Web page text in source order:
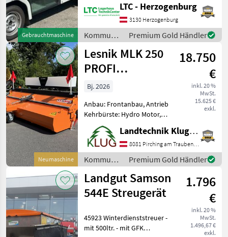
Gebrauchtmaschine
L0JEBAD01M1009430;
Anzahl Vorbesitzer: 1;
Weitere
Maschinenmerkmale: Mit
europäischer Straßenzula
LTC - Herzogenburg
3130 Herzogenburg
Kommunalgeräte
/ Sonstige
Premium Gold Händler
Neumaschine
Lesnik MLK 250
PROFI
Kehrmaschine
18.750
€
inkl. 20 %
MwSt.
15.625 €
exkl.
Bj. 2026
Anbau: Frontanbau, Antrieb
Kehrbürste: Hydro Motor,
Bürstenbesatz: Welldraht
Polypropylenbürste,
Schmutzsammelbehälter:
hydraulische Entleerung,
Seitenbesen: 1 Seitenbes
Landtechnik Klug e. U.
8081 Pirching am Traubenberg
Kommunalgeräte
/ Lesnik
Premium Gold Händler
Landgut Samson
544E Streugerät
1.796
€
inkl. 20 %
MwSt.
1.496,67 €
exkl.
45923 Winterdienststreuer -
mit 500ltr. - mit GFK